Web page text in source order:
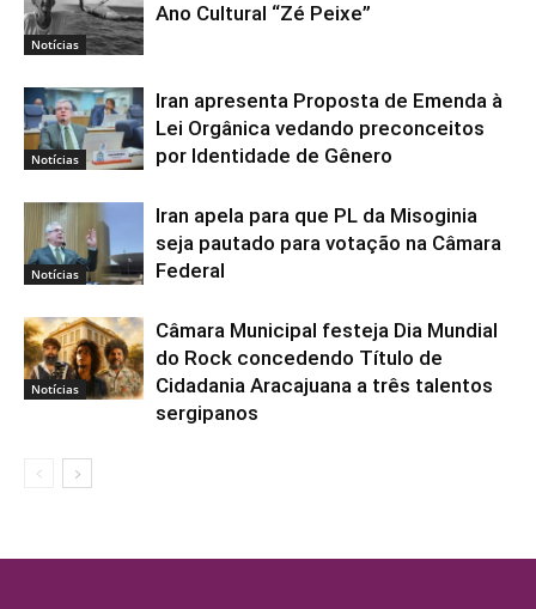
Notícias
Ano Cultural “Zé Peixe”
Notícias
Iran apresenta Proposta de Emenda à
Lei Orgânica vedando preconceitos
por Identidade de Gênero
Notícias
Iran apela para que PL da Misoginia
seja pautado para votação na Câmara
Federal
Notícias
Câmara Municipal festeja Dia Mundial
do Rock concedendo Título de
Cidadania Aracajuana a três talentos
sergipanos